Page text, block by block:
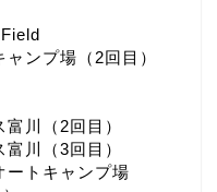
ンプ場（2回目）
川（2回目）
川（3回目）
ートキャンプ場